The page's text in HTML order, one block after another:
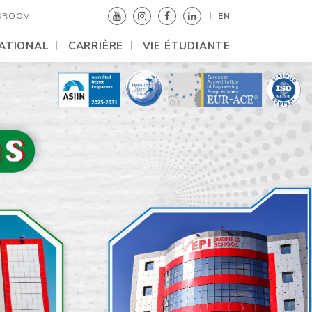
EN
CARRIÈRE VIE ÉTUDIANTE